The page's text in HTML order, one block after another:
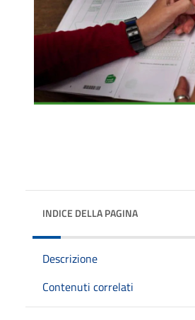
INDICE DELLA PAGINA
Descrizione
Contenuti correlati